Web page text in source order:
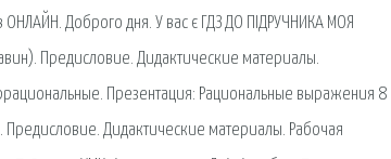
ОНЛАЙН. Доброго дня. У вас є ГДЗ ДО ПІДРУЧНИКА МОЯ
Предисловие. Дидактические материалы.
Презентация: Рациональные выражения 8
Предисловие. Дидактические материалы. Рабочая